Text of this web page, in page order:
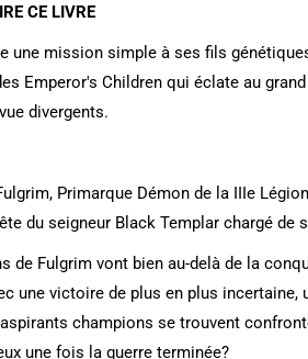
CE LIVRE
une mission simple à ses fils
Emperor's Children qui éclate au
divergents.
Primarque Démon de la IIIe
du seigneur Black Templar chargé de
de Fulgrim vont bien au-delà de la
une victoire de plus en plus
champions se trouvent
une fois la guerre terminée?